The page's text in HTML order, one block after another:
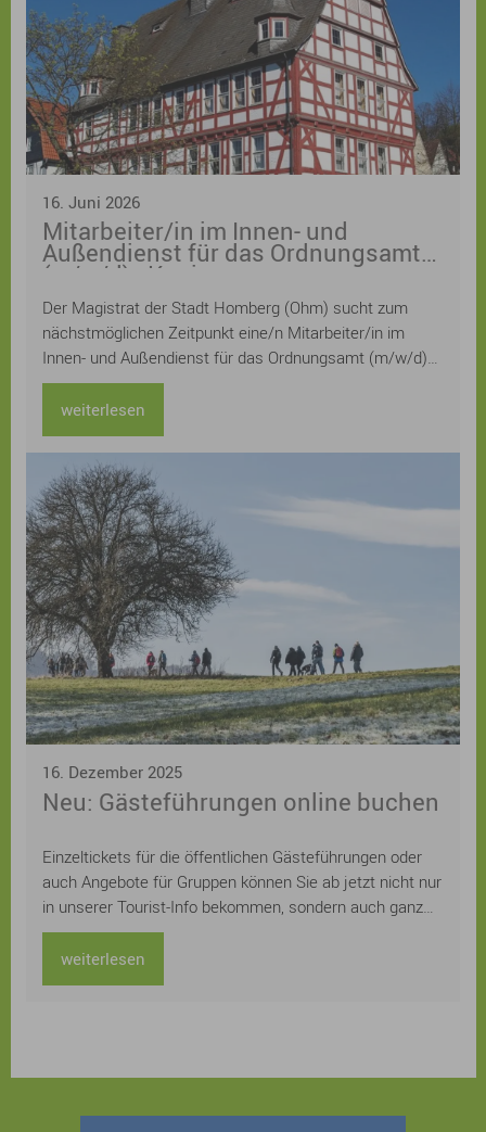
16. Juni 2026
Mitarbeiter/in im Innen- und
Außendienst für das Ordnungsamt
(m/w/d) - Kopie
Der Magistrat der Stadt Homberg (Ohm) sucht zum
nächstmöglichen Zeitpunkt eine/n Mitarbeiter/in im
Innen- und Außendienst für das Ordnungsamt (m/w/d)
Die Stelle ist zunächst befristet als Mutterschutz- und
Elternzeitvertretung, die tarifliche wöchentliche
Arbeitszeit beträgt 20 Stunden. Die Stelle ist
grundsätzlich teilbar (z.B. nach Innen- oder Außendienst)
weiterlesen
16. Dezember 2025
Neu: Gästeführungen online buchen
Einzeltickets für die öffentlichen Gästeführungen oder
auch Angebote für Gruppen können Sie ab jetzt nicht nur
in unserer Tourist-Info bekommen, sondern auch ganz
einfach und schnell online auf der städtischen
Homepage buchen. Sie suchen noch ein
Weihnachtsgeschenk für Ihre Lieben? Schenken Sie
Stadtführung mit anschließendem Besuch im
weiterlesen